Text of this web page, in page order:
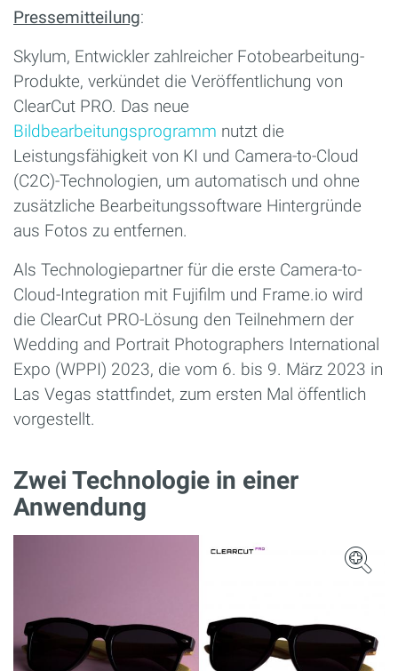
Pressemitteilung:
Skylum, Entwickler zahlreicher Fotobearbeitung-
Produkte, verkündet die Veröffentlichung von
ClearCut PRO. Das neue
Bildbearbeitungsprogramm nutzt die
Leistungsfähigkeit von KI und Camera-to-Cloud
(C2C)-Technologien, um automatisch und ohne
zusätzliche Bearbeitungssoftware Hintergründe
aus Fotos zu entfernen.
Als Technologiepartner für die erste Camera-to-
Cloud-Integration mit Fujifilm und Frame.io wird
die ClearCut PRO-Lösung den Teilnehmern der
Wedding and Portrait Photographers International
Expo (WPPI) 2023, die vom 6. bis 9. März 2023 in
Las Vegas stattfindet, zum ersten Mal öffentlich
vorgestellt.
Zwei Technologie in einer
Anwendung